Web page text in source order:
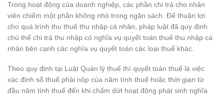
Trong hoạt động của doanh nghiệp, các phần chi trả cho nhân
viên chiếm một phần không nhỏ trong ngân sách. Để thuận lợi
cho quá trình thu thuế thu nhập cá nhân, pháp luật đã quy định
chủ thể chi trả thu nhập có nghĩa vụ quyết toán thuế thu nhập cá
nhân bên cạnh các nghĩa vụ quyết toán các loại thuế khác.
Theo quy định tại Luật Quản lý thuế thì quyết toán thuế là việc
xác định số thuế phải nộp của năm tính thuế hoặc thời gian từ
đầu năm tính thuế đến khi chấm dứt hoạt động phát sinh nghĩa